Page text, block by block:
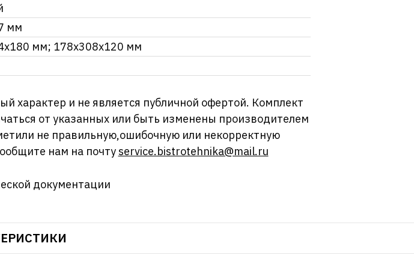
мм
мм; 178х308х120 мм
характер и не является публичной офертой. Комплект
от указанных или быть изменены производителем
не правильную,ошибочную или некорректную
нам на почтуservice.bistrotehnika@mail.ru
документации